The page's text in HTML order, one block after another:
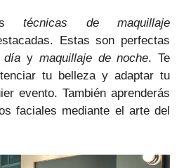
técnicas de maquillaje
Estas son perfectas
día y maquillaje de noche. Te
tu belleza y adaptar tu
evento. También aprenderás
faciales mediante el arte del